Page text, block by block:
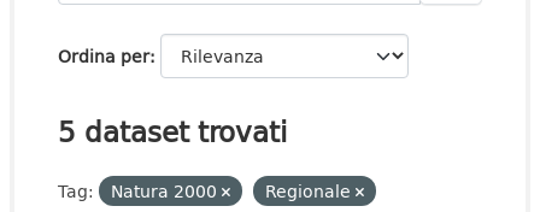
Ordina per
5 dataset trovati
Tag: Natura 2000
Regionale